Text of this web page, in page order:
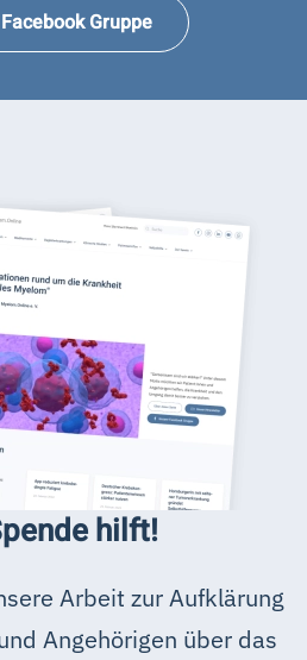
Gruppe
hilft!
Arbeit zur Aufklärung
Angehörigen über das